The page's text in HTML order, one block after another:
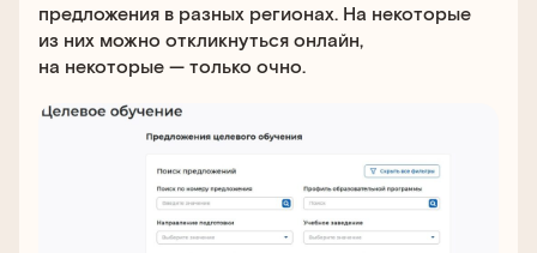
предложения в разных регионах. На некоторые
из них можно откликнуться онлайн,
на некоторые — только очно.